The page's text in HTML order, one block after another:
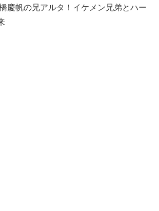
慶帆の兄アルタ！イケメン兄弟とハー